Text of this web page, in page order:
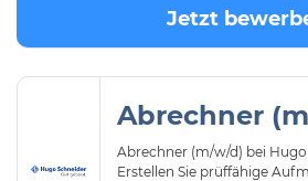
Jetzt
Abrechner
Abrechner (m/w/d) bei
Erstellen Sie prüffähige